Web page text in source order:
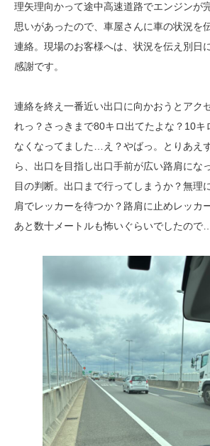
理矢理向かって途中高速道路でエンジンが
思いがあったので、車屋さんに車の状況を
連絡。現場のお客様へは、状況を伝え別日
感謝です。
連絡を終え一番近い出口に向かおうとアク
れっ？さっきまで80キロ出てたよな？10キ
なくなってました…え？やばっ。とりあえ
ら、出口を目指し出口手前が広い路肩にな
目の判断。出口まで行ってしまうか？無理
肩でレッカーを待つか？路肩に止めレッカ
あと数十メートルも怖いぐらいでしたので…